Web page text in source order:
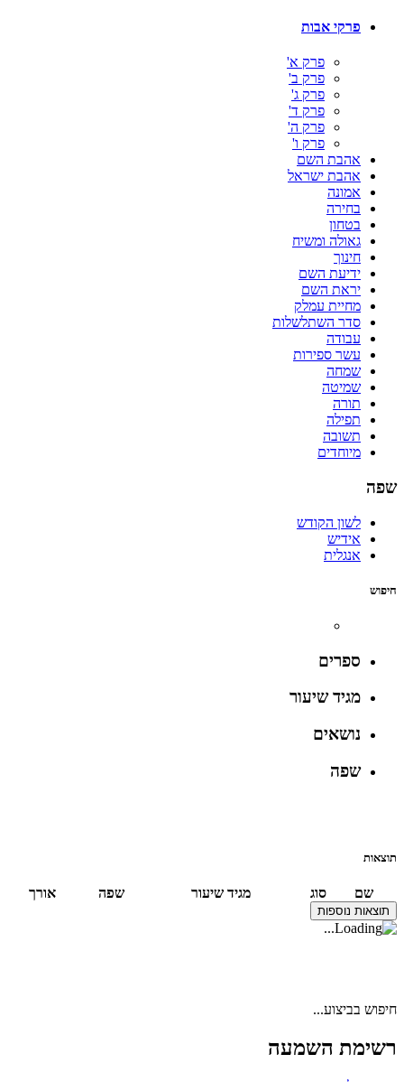
פרקי אבות
פרק א'
פרק ב'
פרק ג'
פרק ד'
פרק ה'
פרק ו'
אהבת השם
אהבת ישראל
אמונה
בחירה
בטחון
גאולה ומשיח
חינוך
ידיעת השם
יראת השם
מחיית עמלק
סדר השתלשלות
עבודה
עשר ספירות
שמחה
שמיטה
תורה
תפילה
תשובה
מיוחדים
שפה
לשון הקודש
אידיש
אנגלית
חיפוש
ספרים
מגיד שיעור
נושאים
שפה
תוצאות
שם סוג מגיד שיעור שפה אורך
תוצאות נוספות
חיפוש בביצוע...
רשימת השמעה